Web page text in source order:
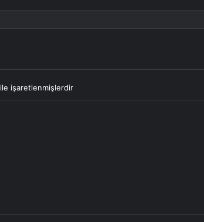
ile işaretlenmişlerdir